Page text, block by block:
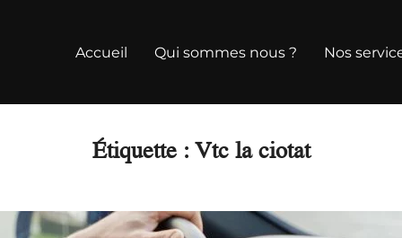
Accueil Qui sommes nous ? Nos
Étiquette : Vtc la ciotat